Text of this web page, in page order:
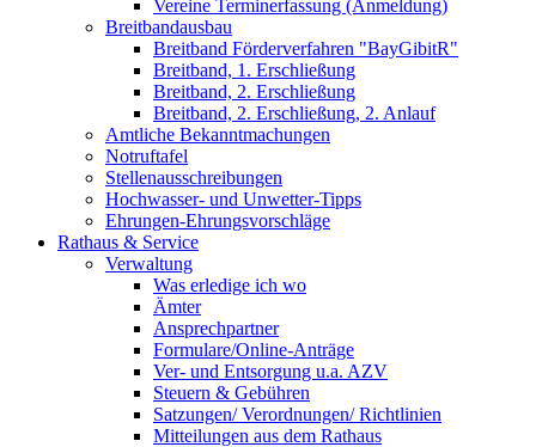
Vereine Terminerfassung (Anmeldung)
Breitbandausbau
Breitband Förderverfahren "BayGibitR"
Breitband, 1. Erschließung
Breitband, 2. Erschließung
Breitband, 2. Erschließung, 2. Anlauf
Amtliche Bekanntmachungen
Notruftafel
Stellenausschreibungen
Hochwasser- und Unwetter-Tipps
Ehrungen-Ehrungsvorschläge
Rathaus & Service
Verwaltung
Was erledige ich wo
Ämter
Ansprechpartner
Formulare/Online-Anträge
Ver- und Entsorgung u.a. AZV
Steuern & Gebühren
Satzungen/ Verordnungen/ Richtlinien
Mitteilungen aus dem Rathaus